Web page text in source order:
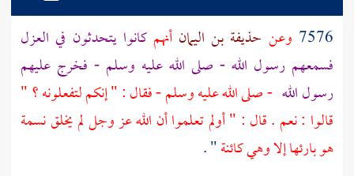
7576 وعن حذيفة بن اليمانأنهمكانوا يتحدثون في العزل
فسمعهم رسول الله - صلى الله عليه وسلم - فخرج عليهم
رسول الله - صلى الله عليه وسلم - فقال : " إنكم لتفعلونه ؟ "
قالوا : نعم . قال : " أولم تعلموا أن الله عز وجل لم يخلق نسمة
هو بارئها إلا وهي كائنة" .